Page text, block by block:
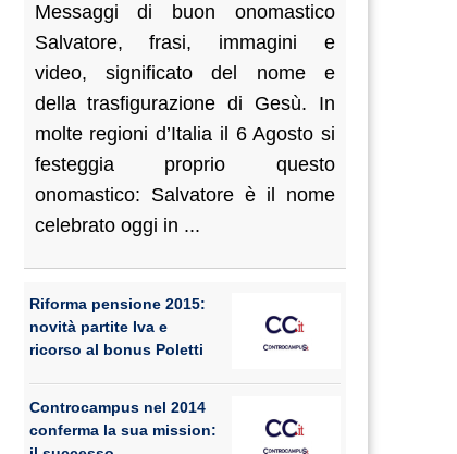
Messaggi di buon onomastico
Salvatore, frasi, immagini e
video, significato del nome e
della trasfigurazione di Gesù. In
molte regioni d’Italia il 6 Agosto si
festeggia proprio questo
onomastico: Salvatore è il nome
celebrato oggi in ...
Riforma pensione 2015:
novità partite Iva e
ricorso al bonus Poletti
Controcampus nel 2014
conferma la sua mission: